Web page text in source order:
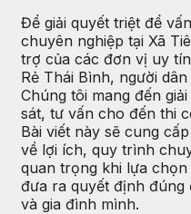
Để giải quyết triệt để
chuyên nghiệp tại Xã
trợ của các đơn vị uy
Rẻ Thái Bình, người
Chúng tôi mang đến
sát, tư vấn cho đến thi
Bài viết này sẽ cung
về lợi ích, quy trình
quan trọng khi lựa
đưa ra quyết định đúng
và gia đình mình.